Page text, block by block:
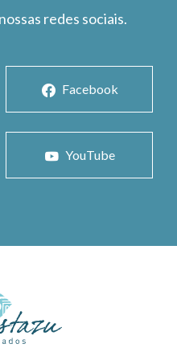
redes sociais.
Facebook
YouTube